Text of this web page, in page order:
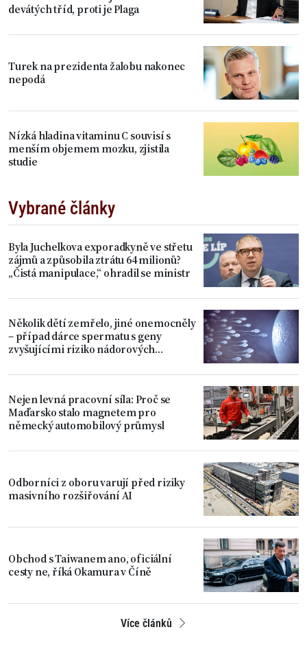
devátých tříd, proti je Plaga
Turek na prezidenta žalobu nakonec
nepodá
Nízká hladina vitaminu C souvisí s
menším objemem mozku, zjistila
studie
Vybrané články
Byla Juchelkova exporadkyně ve střetu
zájmů a způsobila ztrátu 64 milionů?
„Čistá manipulace,“ ohradil se ministr
Několik dětí zemřelo, jiné onemocněly
– případ dárce spermatu s geny
zvyšujícími riziko nádorových
Nejen levná pracovní síla: Proč se
Maďarsko stalo magnetem pro
německý automobilový průmysl
Odborníci z oboru varují před riziky
masivního rozšiřování AI
Obchod s Taiwanem ano, oficiální
cesty ne, říká Okamura v Číně
Více článků